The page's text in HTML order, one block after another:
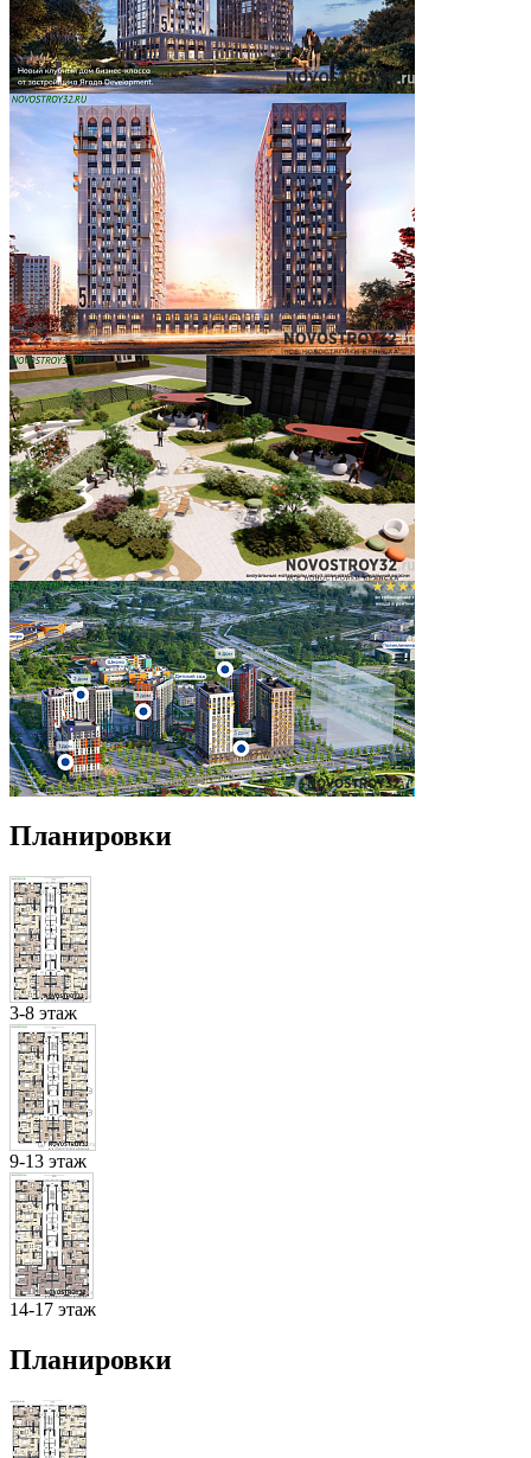
Планировки
3-8 этаж
9-13 этаж
14-17 этаж
Планировки